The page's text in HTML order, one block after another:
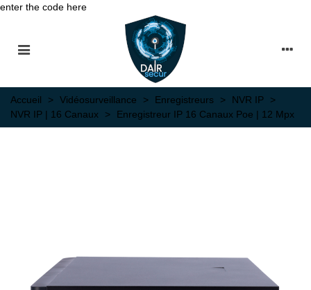
enter the code here
Accueil > Vidéosurveillance > Enregistreurs > NVR IP
>
NVR IP | 16 Canaux
> Enregistreur IP 16 Canaux Poe | 12 Mpx